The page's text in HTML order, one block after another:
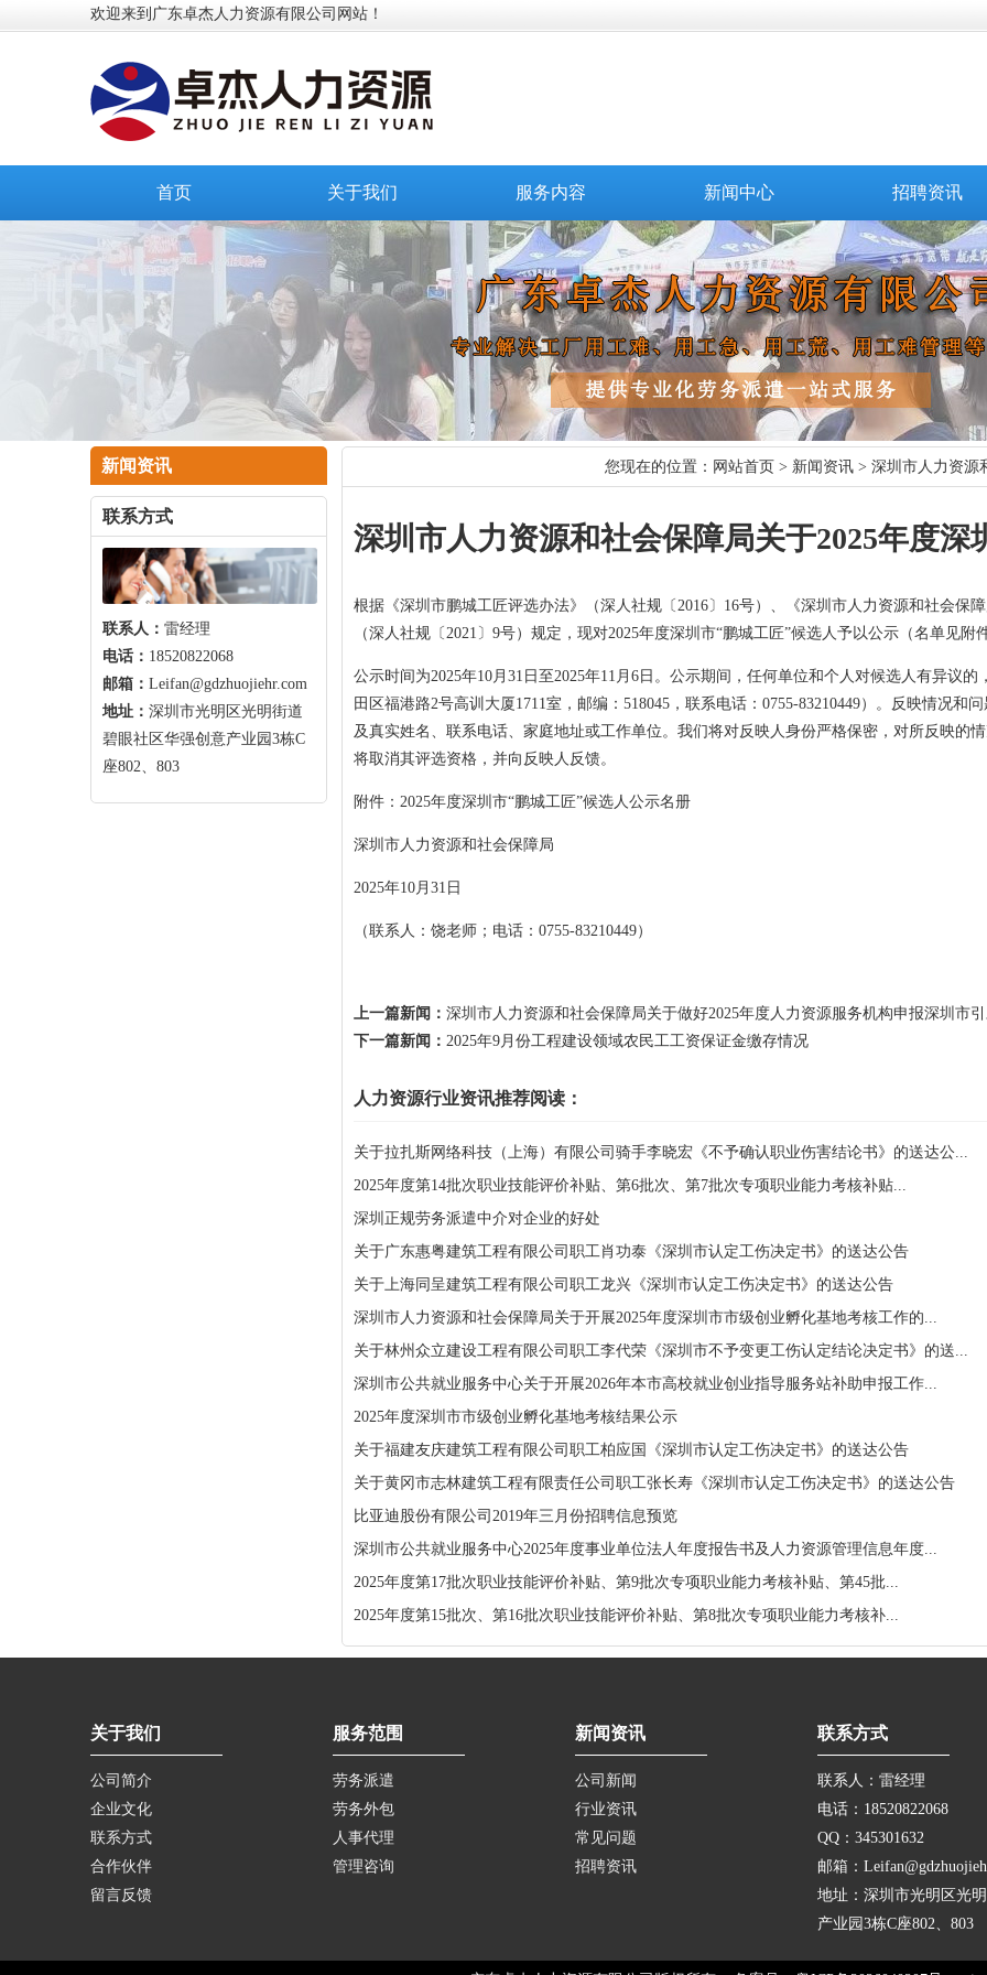
欢迎来到广东卓杰人力资源有限公司网站！
首页 关于我们 服务内容 新闻中心 招聘资讯
新闻资讯
联系方式
联系人： 雷经理
电话： 18520822068
邮箱： Leifan@gdzhuojiehr.com
地址： 深圳市光明区光明街道
碧眼社区华强创意产业园3栋C
座802、803
您现在的位置： 网站首页 > 新闻资讯 > 深圳市人力资源
深圳市人力资源和社会保障局关于2025年度深
根据《深圳市鹏城工匠评选办法》（深人社规〔2016〕16号）、《深圳市人力资源和社会保
（深人社规〔2021〕9号）规定，现对2025年度深圳市“鹏城工匠”候选人予以公示（名单见附
公示时间为2025年10月31日至2025年11月6日。公示期间，任何单位和个人对候选人有异议
田区福港路2号高训大厦1711室，邮编：518045，联系电话：0755-83210449）。反映情况
及真实姓名、联系电话、家庭地址或工作单位。我们将对反映人身份严格保密，对所反映的
将取消其评选资格，并向反映人反馈。
附件：2025年度深圳市“鹏城工匠”候选人公示名册
深圳市人力资源和社会保障局
2025年10月31日
（联系人：饶老师；电话：0755-83210449）
上一篇新闻： 深圳市人力资源和社会保障局关于做好2025年度人力资源服务机构申报深圳市
下一篇新闻： 2025年9月份工程建设领域农民工工资保证金缴存情况
人力资源行业资讯推荐阅读：
关于拉扎斯网络科技（上海）有限公司骑手李晓宏《不予确认职业伤害结论书》的送达公...
2025年度第14批次职业技能评价补贴、第6批次、第7批次专项职业能力考核补贴...
深圳正规劳务派遣中介对企业的好处
关于广东惠粤建筑工程有限公司职工肖功泰《深圳市认定工伤决定书》的送达公告
关于上海同呈建筑工程有限公司职工龙兴《深圳市认定工伤决定书》的送达公告
深圳市人力资源和社会保障局关于开展2025年度深圳市市级创业孵化基地考核工作的...
关于林州众立建设工程有限公司职工李代荣《深圳市不予变更工伤认定结论决定书》的送...
深圳市公共就业服务中心关于开展2026年本市高校就业创业指导服务站补助申报工作...
2025年度深圳市市级创业孵化基地考核结果公示
关于福建友庆建筑工程有限公司职工柏应国《深圳市认定工伤决定书》的送达公告
关于黄冈市志林建筑工程有限责任公司职工张长寿《深圳市认定工伤决定书》的送达公告
比亚迪股份有限公司2019年三月份招聘信息预览
深圳市公共就业服务中心2025年度事业单位法人年度报告书及人力资源管理信息年度...
2025年度第17批次职业技能评价补贴、第9批次专项职业能力考核补贴、第45批...
2025年度第15批次、第16批次职业技能评价补贴、第8批次专项职业能力考核补...
关于我们
公司简介
企业文化
联系方式
合作伙伴
留言反馈
服务范围
劳务派遣
劳务外包
人事代理
管理咨询
新闻资讯
公司新闻
行业资讯
常见问题
招聘资讯
联系方式
联系人：雷经理
电话：18520822068
QQ：345301632
邮箱：
地址：深圳市光明区光
产业园3栋C座802、803